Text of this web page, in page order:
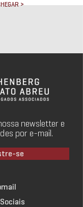
>
newsletter e
por e-mail.
se